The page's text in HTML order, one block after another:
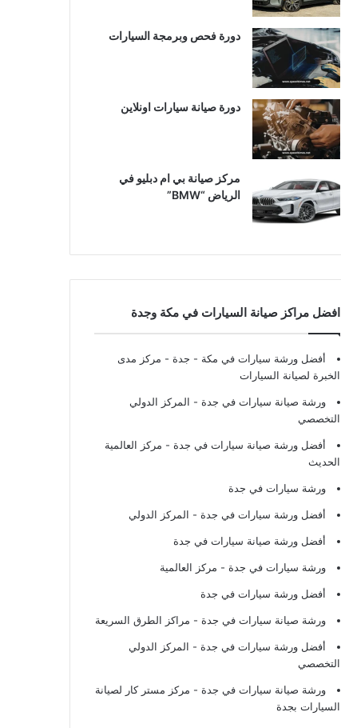
دورة فحص وبرمجة السيارات
دورة صيانة سيارات اونلاين
مركز صيانة بي ام دبليو في
الرياض “BMW”
افضل مراكز صيانة السيارات في مكة وجدة
أفضل ورشة سيارات في مكة - جدة - مركز مدى
الخبرة لصيانة السيارات
ورشة صيانة سيارات في جدة - المركز الدولي
التخصصي
أفضل ورشة صيانة سيارات في جدة - مركز العالمية
الحديث
ورشة سيارات في جدة
أفضل ورشة سيارات في جدة - المركز الدولي
أفضل ورشة صيانة سيارات في جدة
ورشة سيارات في جدة - مركز العالمية
أفضل ورشة سيارات في جدة
ورشة صيانة سيارات في جدة - مراكز الطرق السريعة
أفضل ورشة سيارات في جدة - المركز الدولي
التخصصي
ورشة صيانة سيارات في جدة - مركز مستر كار لصيانة
السيارات بجدة